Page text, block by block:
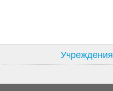
Учреждения